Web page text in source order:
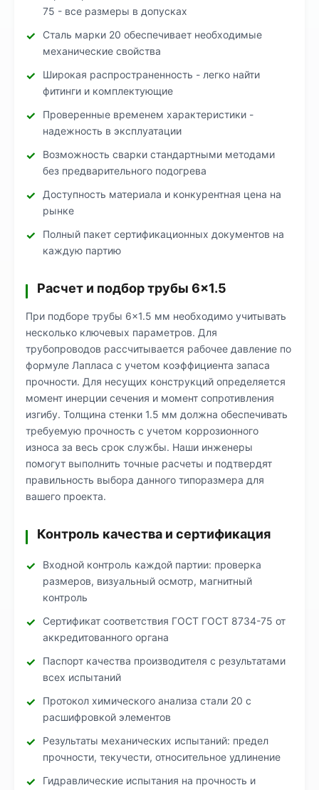
75 - все размеры в допусках
Сталь марки 20 обеспечивает необходимые
механические свойства
Широкая распространенность - легко найти
фитинги и комплектующие
Проверенные временем характеристики -
надежность в эксплуатации
Возможность сварки стандартными методами
без предварительного подогрева
Доступность материала и конкурентная цена на
рынке
Полный пакет сертификационных документов на
каждую партию
Расчет и подбор трубы 6×1.5
При подборе трубы 6×1.5 мм необходимо учитывать
несколько ключевых параметров. Для
трубопроводов рассчитывается рабочее давление по
формуле Лапласа с учетом коэффициента запаса
прочности. Для несущих конструкций определяется
момент инерции сечения и момент сопротивления
изгибу. Толщина стенки 1.5 мм должна обеспечивать
требуемую прочность с учетом коррозионного
износа за весь срок службы. Наши инженеры
помогут выполнить точные расчеты и подтвердят
правильность выбора данного типоразмера для
вашего проекта.
Контроль качества и сертификация
Входной контроль каждой партии: проверка
размеров, визуальный осмотр, магнитный
контроль
Сертификат соответствия ГОСТ ГОСТ 8734-75 от
аккредитованного органа
Паспорт качества производителя с результатами
всех испытаний
Протокол химического анализа стали 20 с
расшифровкой элементов
Результаты механических испытаний: предел
прочности, текучести, относительное удлинение
Гидравлические испытания на прочность и